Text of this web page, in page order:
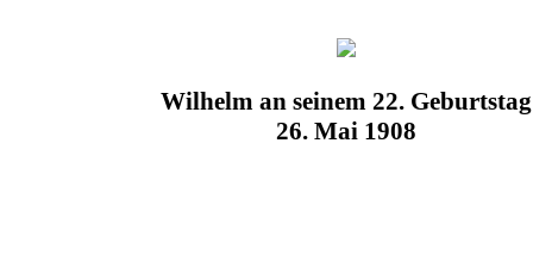
Wilhelm an seinem 22. Geburtstag
26. Mai 1908